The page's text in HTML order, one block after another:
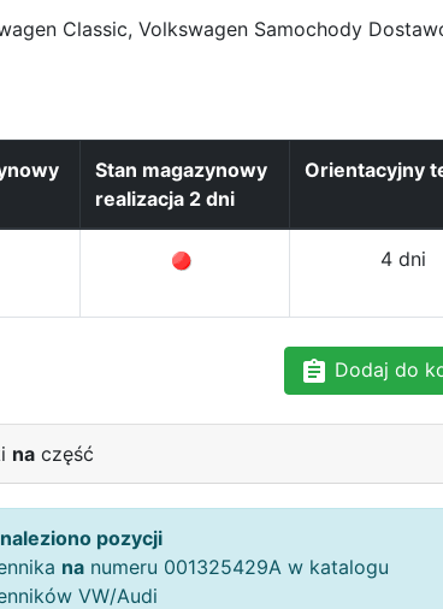
Classic, Volkswagen Samochody
Stan magazynowy
realizacja 2 dni
Orientacyjny
4 dni
Dodaj do
na część
pozycji
na numeru 001325429A w katalogu
VW/Audi